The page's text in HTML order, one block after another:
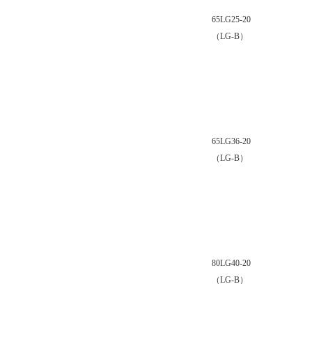
65LG25-20
（LG-B）
65LG36-20
（LG-B）
80LG40-20
（LG-B）